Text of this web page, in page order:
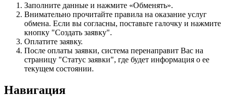
Заполните данные и нажмите «Обменять».
Внимательно прочитайте правила на оказание услуг
обмена. Если вы согласны, поставьте галочку и нажмите
кнопку "Создать заявку".
Оплатите заявку.
После оплаты заявки, система перенаправит Вас на
страницу "Статус заявки", где будет информация о ее
текущем состоянии.
Навигация